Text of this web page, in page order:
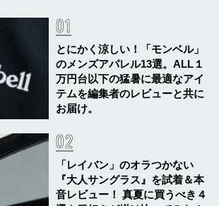
とにかく涼しい！「モンベル」
のメンズアパレル13選。ALL１
万円台以下の猛暑に最適なアイ
テムを編集者のレビューと共に
お届け。
「レイバン」のオラつかない
『大人サングラス』を試着＆本
音レビュー！ 真夏に買うべき４